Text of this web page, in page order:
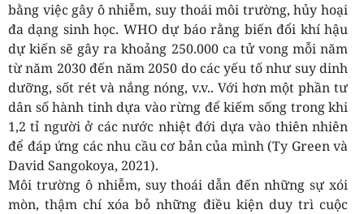
bằng việc gây ô nhiễm, suy thoái môi trường, hủy hoại
đa dạng sinh học. WHO dự báo rằng biến đổi khí hậu
dự kiến sẽ gây ra khoảng 250.000 ca tử vong mỗi năm
từ năm 2030 đến năm 2050 do các yếu tố như suy dinh
dưỡng, sốt rét và nắng nóng, v.v.. Với hơn một phần tư
dân số hành tinh dựa vào rừng để kiếm sống trong khi
1,2 tỉ người ở các nước nhiệt đới dựa vào thiên nhiên
để đáp ứng các nhu cầu cơ bản của mình (Ty Green và
David Sangokoya, 2021).
Môi trường ô nhiễm, suy thoái dẫn đến những sự xói
mòn, thậm chí xóa bỏ những điều kiện duy trì cuộc